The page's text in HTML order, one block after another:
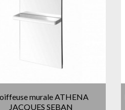
murale ATHENA
JACQUES SEBAN